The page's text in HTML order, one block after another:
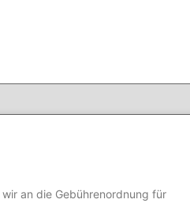
an die Gebührenordnung für